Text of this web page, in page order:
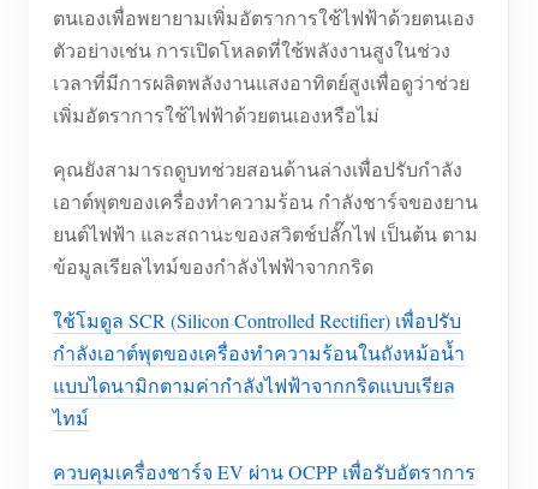
ตนเองเพื่อพยายามเพิ่มอัตราการใช้ไฟฟ้าด้วยตนเอง
ตัวอย่างเช่น การเปิดโหลดที่ใช้พลังงานสูงในช่วง
เวลาที่มีการผลิตพลังงานแสงอาทิตย์สูงเพื่อดูว่าช่วย
เพิ่มอัตราการใช้ไฟฟ้าด้วยตนเองหรือไม่
คุณยังสามารถดูบทช่วยสอนด้านล่างเพื่อปรับกำลัง
เอาต์พุตของเครื่องทำความร้อน กำลังชาร์จของยาน
ยนต์ไฟฟ้า และสถานะของสวิตช์ปลั๊กไฟ เป็นต้น ตาม
ข้อมูลเรียลไทม์ของกำลังไฟฟ้าจากกริด
ใช้โมดูล SCR (Silicon Controlled Rectifier) เพื่อปรับ
กำลังเอาต์พุตของเครื่องทำความร้อนในถังหม้อน้ำ
แบบไดนามิกตามค่ากำลังไฟฟ้าจากกริดแบบเรียล
ไทม์
ควบคุมเครื่องชาร์จ EV ผ่าน OCPP เพื่อรับอัตราการ